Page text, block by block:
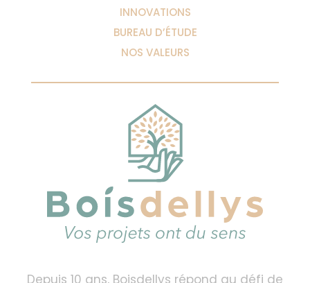
INNOVATIONS
BUREAU D’ÉTUDE
NOS VALEURS
Depuis 10 ans, Boisdellys répond au défi de